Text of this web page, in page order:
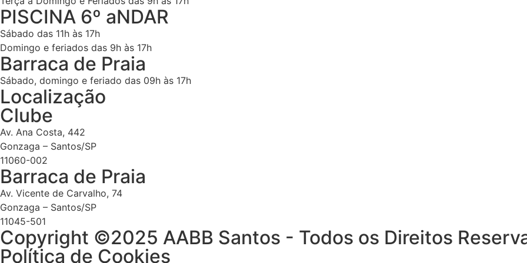
PISCINA 6º aNDAR
Sábado das 11h às 17h
Domingo e feriados das 9h às 17h
Barraca de Praia
Sábado, domingo e feriado das 09h às 17h
Localização
Clube
Av. Ana Costa, 442
Gonzaga – Santos/SP
11060-002
Barraca de Praia
Av. Vicente de Carvalho, 74
Gonzaga – Santos/SP
11045-501
Copyright ©2025 AABB Santos - Todos os Direitos
Política de Cookies